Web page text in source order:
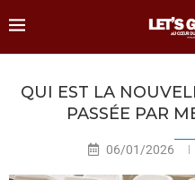
QUI EST LA
PASSÉE PAR
06/01/2026